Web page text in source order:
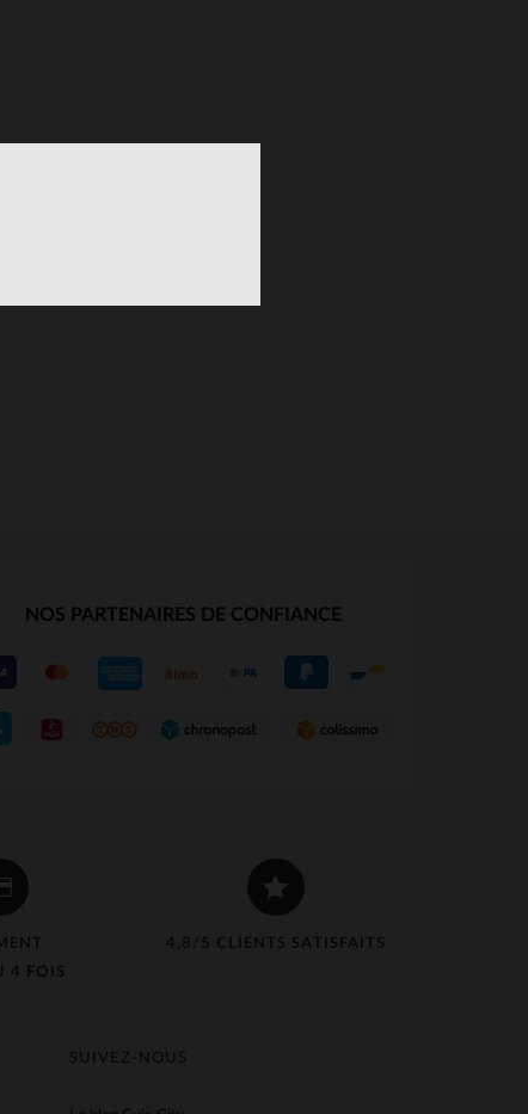
4 FOIS
4,8/5 CLIENTS SATISFAITS
NOS PARTENAIRES DE CONFIANCE
SUIVEZ-NOUS